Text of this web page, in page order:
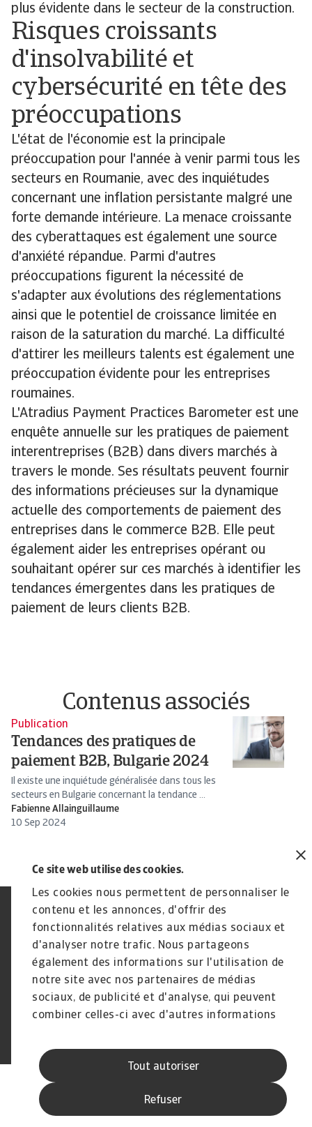
Ce site web utilise des cookies.
Les cookies nous permettent de personnaliser le
contenu et les annonces, d'offrir des
fonctionnalités relatives aux médias sociaux et
d'analyser notre trafic. Nous partageons
également des informations sur l'utilisation de
notre site avec nos partenaires de médias
sociaux, de publicité et d'analyse, qui peuvent
combiner celles-ci avec d'autres informations
collectées lors de votre utilisation de leurs
services.
Tout autoriser
Refuser
plus évidente dans le secteur de la construction.
Risques croissants
d'insolvabilité et
cybersécurité en tête des
préoccupations
L'état de l'économie est la principale
préoccupation pour l'année à venir parmi tous les
secteurs en Roumanie, avec des inquiétudes
concernant une inflation persistante malgré une
forte demande intérieure. La menace croissante
des cyberattaques est également une source
d'anxiété répandue. Parmi d'autres
préoccupations figurent la nécessité de
s'adapter aux évolutions des réglementations
ainsi que le potentiel de croissance limitée en
raison de la saturation du marché. La difficulté
d'attirer les meilleurs talents est également une
préoccupation évidente pour les entreprises
roumaines.
L'Atradius Payment Practices Barometer est une
enquête annuelle sur les pratiques de paiement
interentreprises (B2B) dans divers marchés à
travers le monde. Ses résultats peuvent fournir
des informations précieuses sur la dynamique
actuelle des comportements de paiement des
entreprises dans le commerce B2B. Elle peut
également aider les entreprises opérant ou
souhaitant opérer sur ces marchés à identifier les
tendances émergentes dans les pratiques de
paiement de leurs clients B2B.
Contenus associés
Publication
Tendances des pratiques de
paiement B2B, Bulgarie 2024
Il existe une inquiétude généralisée dans tous les
secteurs en Bulgarie concernant la tendance ...
Fabienne Allainguillaume
10 Sep 2024
Déclaration de confidentialité
RGPD
Cookie Information
Canaux Speak Up
Sécurité
Mentions légales
Information aux fournisseurs
Notre charte Qualité de Service
Disclaimer